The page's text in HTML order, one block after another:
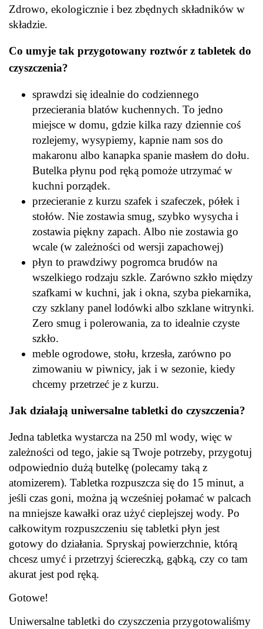
Zdrowo, ekologicznie i bez zbędnych składników w
składzie.
Co umyje tak przygotowany roztwór z tabletek do
czyszczenia?
sprawdzi się idealnie do codziennego
przecierania blatów kuchennych. To jedno
miejsce w domu, gdzie kilka razy dziennie coś
rozlejemy, wysypiemy, kapnie nam sos do
makaronu albo kanapka spanie masłem do dołu.
Butelka płynu pod ręką pomoże utrzymać w
kuchni porządek.
przecieranie z kurzu szafek i szafeczek, półek i
stołów. Nie zostawia smug, szybko wysycha i
zostawia piękny zapach. Albo nie zostawia go
wcale (w zależności od wersji zapachowej)
płyn to prawdziwy pogromca brudów na
wszelkiego rodzaju szkle. Zarówno szkło między
szafkami w kuchni, jak i okna, szyba piekarnika,
czy szklany panel lodówki albo szklane witrynki.
Zero smug i polerowania, za to idealnie czyste
szkło.
meble ogrodowe, stołu, krzesła, zarówno po
zimowaniu w piwnicy, jak i w sezonie, kiedy
chcemy przetrzeć je z kurzu.
Jak działają uniwersalne tabletki do czyszczenia?
Jedna tabletka wystarcza na 250 ml wody, więc w
zależności od tego, jakie są Twoje potrzeby, przygotuj
odpowiednio dużą butelkę (polecamy taką z
atomizerem). Tabletka rozpuszcza się do 15 minut, a
jeśli czas goni, można ją wcześniej połamać w palcach
na mniejsze kawałki oraz użyć cieplejszej wody. Po
całkowitym rozpuszczeniu się tabletki płyn jest
gotowy do działania. Spryskaj powierzchnie, którą
chcesz umyć i przetrzyj ściereczką, gąbką, czy co tam
akurat jest pod ręką.
Gotowe!
Uniwersalne tabletki do czyszczenia przygotowaliśmy